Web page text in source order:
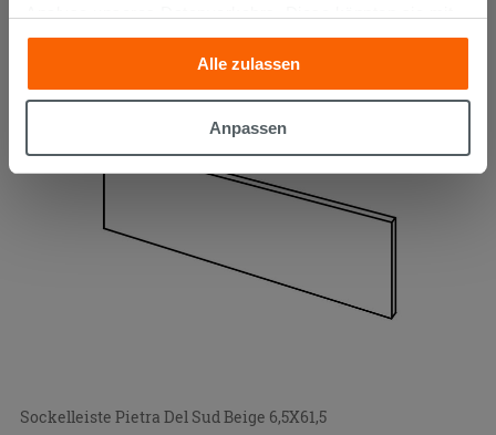
anderen Informationen, die Sie ihnen geliefert haben oder
die sie aufgrund Ihrer Verwendung ihrer Dienste
gesammelt haben, kombinieren. Falls Sie mehr wissen
möchten oder Ihre Zustimmung zu allen oder einigen
Zustimmung kann durch Klicken auf die Schaltfläche
„Cookies akzeptieren“ gegeben werden. Wenn Sie auf
die Schaltfläche "X" klicken, können Sie das Surfen erst
nach der Installation der technischen Cookies fortsetzen.
Alle zulassen
Anpassen
14,39 €
Sockelleiste Pietra Del Sud Beige 6,5X61,5